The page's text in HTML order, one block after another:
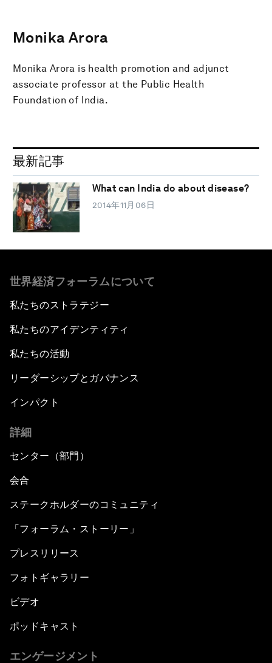
Monika Arora
Monika Arora is health promotion and adjunct
associate professor at the Public Health
Foundation of India.
最新記事
What can India do about disease?
2014年11月06日
世界経済フォーラムについて
私たちのストラテジー
私たちのアイデンティティ
私たちの活動
リーダーシップとガバナンス
インパクト
詳細
センター（部門）
会合
ステークホルダーのコミュニティ
「フォーラム・ストーリー」
プレスリリース
フォトギャラリー
ビデオ
ポッドキャスト
エンゲージメント